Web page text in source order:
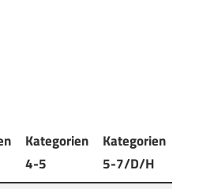
Kategorien
4-5
Kategorien
5-7/D/H